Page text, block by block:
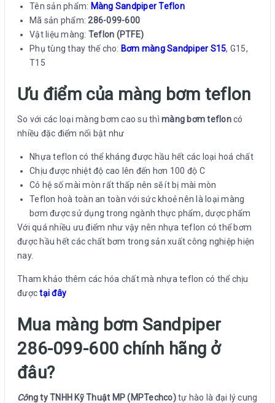
Tên sản phẩm: Màng SandpiperTeflon
Mã sản phẩm:286-099-600
Vật liệu màng: Teflon (PTFE)
Phụ tùng thay thế cho: Bơm màng Sandpiper S15, G15,
T15
Ưu điểm của màng bơm teflon
So với các loại màng bơm cao su thì màng bơm tefloncó
nhiều đặc điểm nổi bật như
Nhựa teflon có thể kháng được hầu hết các loại hoá chất
Chịu được nhiệt độ cao lên đến hơn 100 độ C
Có hệ số mài mòn rất thấp nên sẽ ít bị mài mòn
Teflon hoà toàn an toàn với sức khoẻ nên là loại màng
bơm được sử dụng trong ngành thực phẩm, dược phẩm
Với quá nhiều ưu điểm như vậy nên nhựa teflon có thể bơm
được hầu hết các chất bơm trong sản xuất công nghiệp hiện
nay.
Tham khảo thêm các hóa chất mà nhựa teflon có thể chịu
đượctại đây
Mua màng bơm Sandpiper
286-099-600 chính hãng ở
đâu?
Công ty TNHH Kỹ Thuật MP (MPTechco)tự hào là đại lý cung